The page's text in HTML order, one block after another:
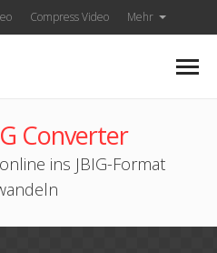
Compress Video Mehr
Converter
ins JBIG-Format